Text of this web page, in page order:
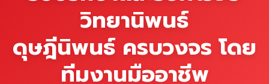
วิทยานิพนธ์
ดุษฎีนิพนธ์ ครบวงจร โดย
ทีมงานมืออาชีพ